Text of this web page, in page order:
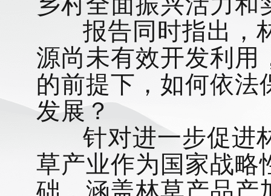
报告同时指出，
源尚未有效开发利
的前提下，如何依
发展？
针对进一步促进
草产业作为国家战